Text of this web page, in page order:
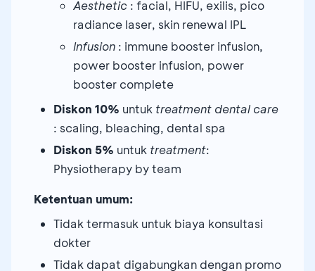
Aesthetic : facial, HIFU, exilis, pico
radiance laser, skin renewal IPL
Infusion : immune booster infusion,
power booster infusion, power
booster complete
Diskon 10% untuk treatment dental care
: scaling, bleaching, dental spa
Diskon 5% untuk treatment:
Physiotherapy by team
Ketentuan umum:
Tidak termasuk untuk biaya konsultasi
dokter
Tidak dapat digabungkan dengan promo